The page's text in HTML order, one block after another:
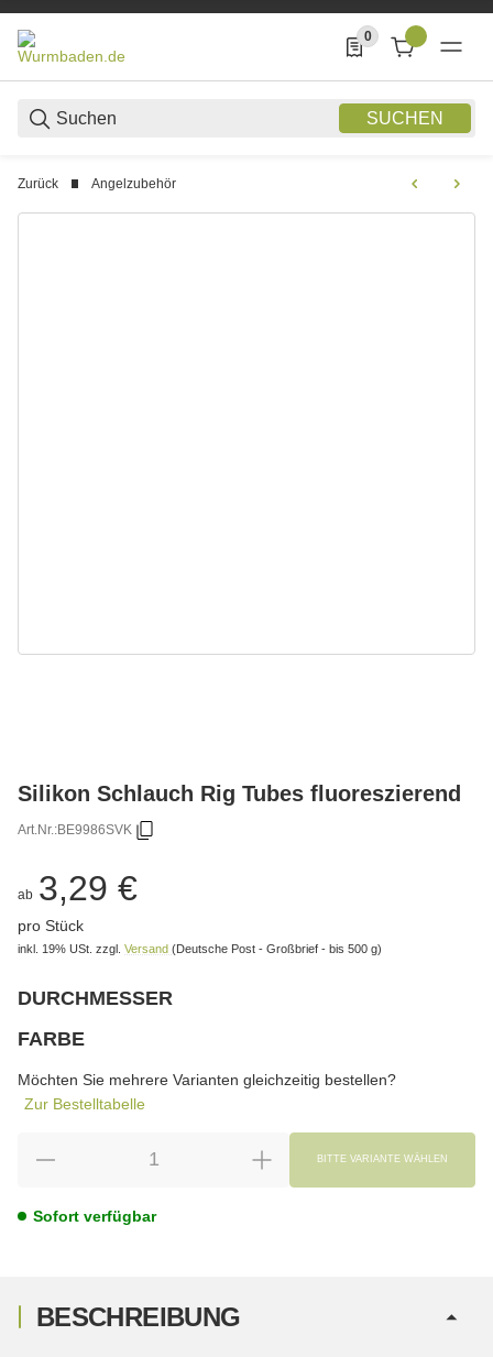
SUCHEN
0
0 Produkte in der
Zurück Angelzubehör
Silikon Schlauch Rig Tubes fluoreszierend
Art.Nr.:BE9986SVK
ab 3,29 €
pro Stück
inkl. 19% USt. zzgl. Versand (Deutsche Post - Großbrief - bis 500 g)
DURCHMESSER
FARBE
Möchten Sie mehrere Varianten gleichzeitig bestellen?
Zur Bestelltabelle
BITTE VARIANTE WÄHLEN
Sofort verfügbar
BESCHREIBUNG